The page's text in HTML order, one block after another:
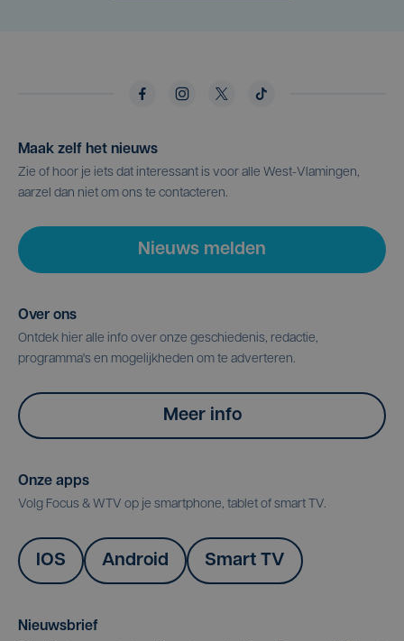
Maak zelf het nieuws
Zie of hoor je iets dat interessant is voor alle West-Vlamingen,
aarzel dan niet om ons te contacteren.
Nieuws melden
Over ons
Ontdek hier alle info over onze geschiedenis, redactie,
programma's en mogelijkheden om te adverteren.
Meer info
Onze apps
Volg Focus & WTV op je smartphone, tablet of smart TV.
IOS Android Smart TV
Nieuwsbrief